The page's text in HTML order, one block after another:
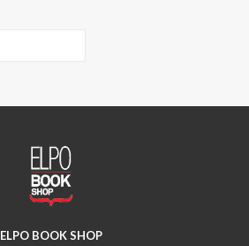
ELPO BOOK SHOP